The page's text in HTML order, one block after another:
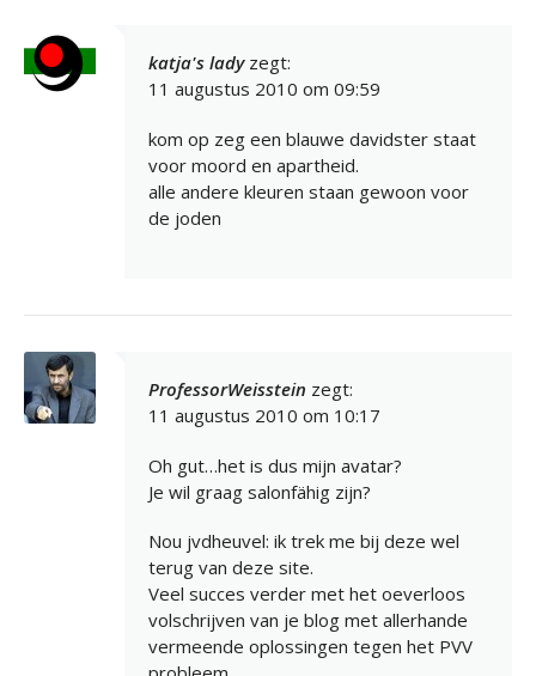
katja's lady zegt:
11 augustus 2010 om 09:59
kom op zeg een blauwe davidster staat
voor moord en apartheid.
alle andere kleuren staan gewoon voor
de joden
ProfessorWeisstein zegt:
11 augustus 2010 om 10:17
Oh gut…het is dus mijn avatar?
Je wil graag salonfähig zijn?
Nou jvdheuvel: ik trek me bij deze wel
terug van deze site.
Veel succes verder met het oeverloos
volschrijven van je blog met allerhande
vermeende oplossingen tegen het PVV